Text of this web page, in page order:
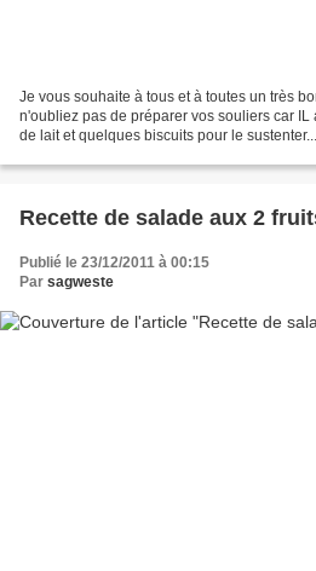
Je vous souhaite à tous et à toutes un très
n'oubliez pas de préparer vos souliers car IL
de lait et quelques biscuits pour le
Recette de salade aux 2
Publié le 23/12/2011 à 00:15
Par sagweste